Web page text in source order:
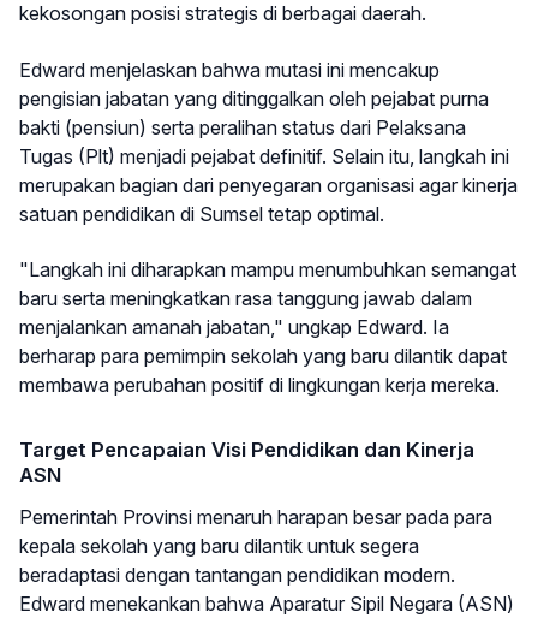
kekosongan posisi strategis di berbagai daerah.
Edward menjelaskan bahwa mutasi ini mencakup
pengisian jabatan yang ditinggalkan oleh pejabat purna
bakti (pensiun) serta peralihan status dari Pelaksana
Tugas (Plt) menjadi pejabat definitif. Selain itu, langkah ini
merupakan bagian dari penyegaran organisasi agar kinerja
satuan pendidikan di Sumsel tetap optimal.
"Langkah ini diharapkan mampu menumbuhkan semangat
baru serta meningkatkan rasa tanggung jawab dalam
menjalankan amanah jabatan," ungkap Edward. Ia
berharap para pemimpin sekolah yang baru dilantik dapat
membawa perubahan positif di lingkungan kerja mereka.
Target Pencapaian Visi Pendidikan dan Kinerja
ASN
Pemerintah Provinsi menaruh harapan besar pada para
kepala sekolah yang baru dilantik untuk segera
beradaptasi dengan tantangan pendidikan modern.
Edward menekankan bahwa Aparatur Sipil Negara (ASN)